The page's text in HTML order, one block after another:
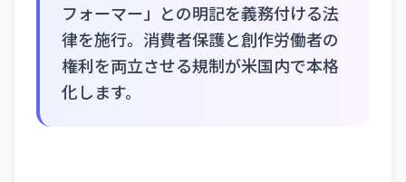
フォーマー」との明記を義務付ける法
律を施行。消費者保護と創作労働者の
権利を両立させる規制が米国内で本格
化します。